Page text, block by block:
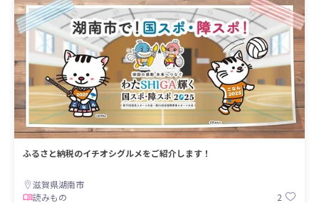
ふるさと納税のイチオシグルメをご紹介します！
滋賀県湖南市
読みもの
2